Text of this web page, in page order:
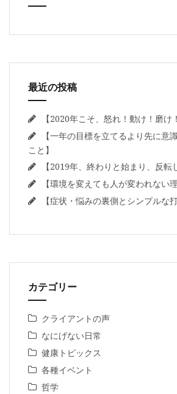
最近の投稿
【2020年こそ、怒れ！動け！磨け
【一年の目標を立てるより先に意
こと】
【2019年、終わりと始まり、反転
【環境を変えても人が変われない理
【症状・悩みの裏側とシンプルな打
カテゴリー
クライアントの声
なにげない日常
健康トピックス
各種イベント
哲学